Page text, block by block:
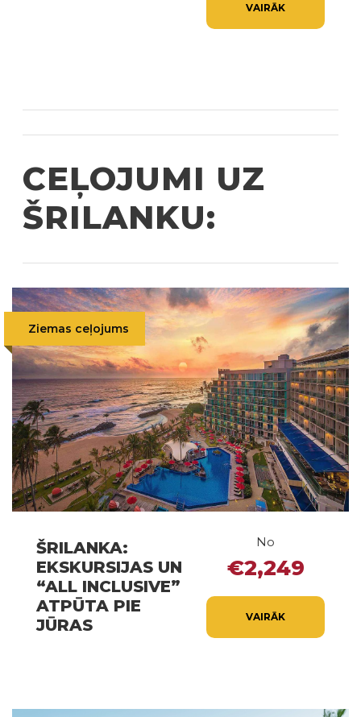
VAIRĀK
CEĻOJUMI UZ
ŠRILANKU:
Ziemas ceļojums
ŠRILANKA:
EKSKURSIJAS UN
“ALL INCLUSIVE”
ATPŪTA PIE
JŪRAS
No
€2,249
VAIRĀK